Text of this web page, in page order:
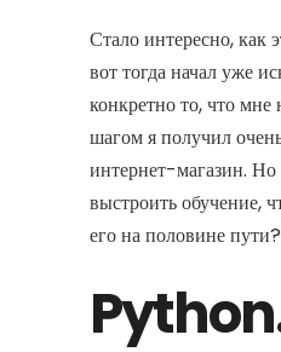
Стало интересно, как
вот тогда начал уже
конкретно то, что
шагом я получил
интернет-магазин. Но
выстроить обучение,
его на половине пути?